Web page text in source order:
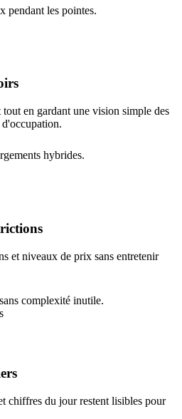
pendant les pointes.
en gardant une vision simple des
hybrides.
et niveaux de prix sans entretenir
complexité inutile.
chiffres du jour restent lisibles pour